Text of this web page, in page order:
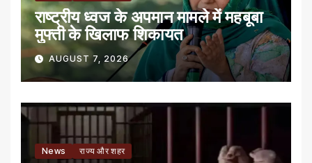
राष्ट्रीय ध्वज के अपमान मामले में महबूबा
मुफ्ती के खिलाफ शिकायत
AUGUST 7, 2026
News राज्य और शहर